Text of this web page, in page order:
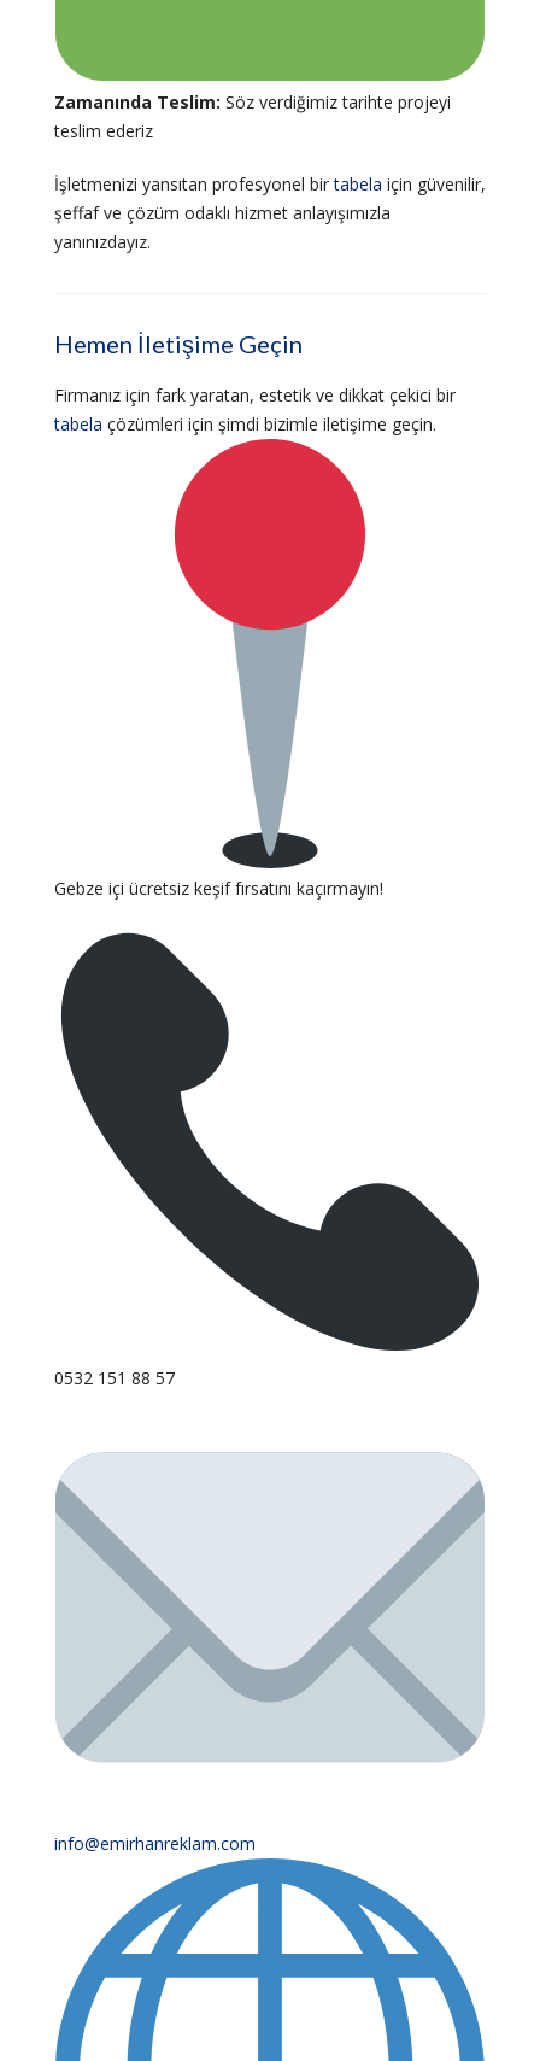
Zamanında Teslim: Söz verdiğimiz tarihte projeyi
teslim ederiz
İşletmenizi yansıtan profesyonel birtabela için güvenilir,
şeffaf ve çözüm odaklı hizmet anlayışımızla
yanınızdayız.
Hemen İletişime Geçin
Firmanız için fark yaratan, estetik ve dikkat çekici bir
tabela çözümleri için şimdi bizimle iletişime geçin.
Gebze içi ücretsiz keşif fırsatını kaçırmayın!
0532 151 88 57
info@emirhanreklam.com